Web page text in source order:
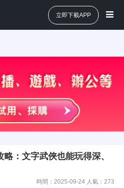
立即下載APP
略：文字武俠也能玩得深、
時間：2025-09-24 人氣： 273